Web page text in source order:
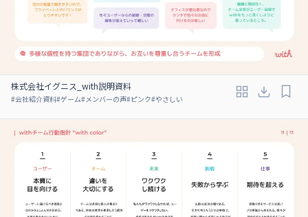
株式会社イグニス_with説明資料
#会社紹介資料#ゲーム#メンバーの声#ピンク#やさしい